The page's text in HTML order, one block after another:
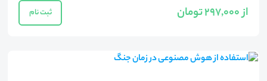
از 297,000 تومان ثبت نام